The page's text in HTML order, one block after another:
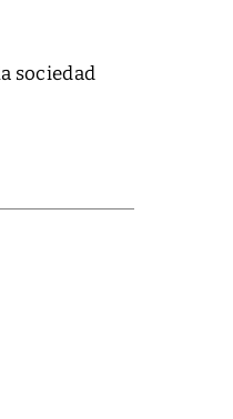
sociedad